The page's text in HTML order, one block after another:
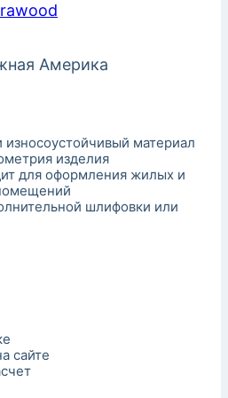
Америка
материал
изделия
для оформления жилых и
шлифовки или
сайте